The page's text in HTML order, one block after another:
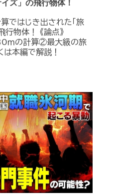
ズ」の飛行物体！
ではじき出された「旅
行物体！ 《論点》
ｍの計算②最大級の旅
本編で解説！